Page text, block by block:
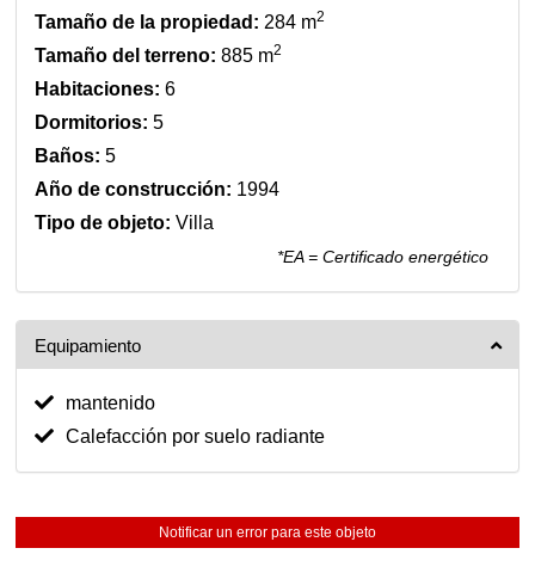
Tamaño de la propiedad: 284 m2
Tamaño del terreno: 885 m2
Habitaciones: 6
Dormitorios: 5
Baños: 5
Año de construcción: 1994
Tipo de objeto: Villa
*EA = Certificado energético
Equipamiento
mantenido
Calefacción por suelo radiante
Notificar un error para este objeto